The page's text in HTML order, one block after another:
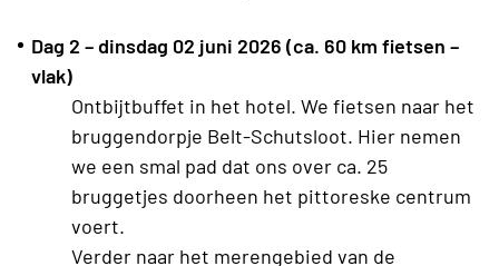
Dag 2 – dinsdag 02 juni 2026 (ca. 60 km fietsen –
vlak)
Ontbijtbuffet in het hotel. We fietsen naar het
bruggendorpje Belt-Schutsloot. Hier nemen
we een smal pad dat ons over ca. 25
bruggetjes doorheen het pittoreske centrum
voert.
Verder naar het merengebied van de